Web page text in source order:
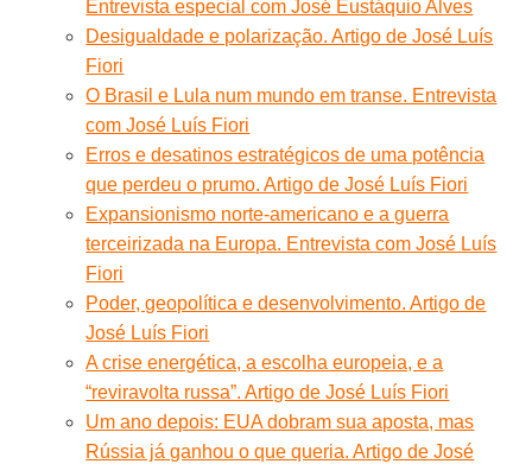
Entrevista especial com José Eustáquio Alves
Desigualdade e polarização. Artigo de José Luís
Fiori
O Brasil e Lula num mundo em transe. Entrevista
com José Luís Fiori
Erros e desatinos estratégicos de uma potência
que perdeu o prumo. Artigo de José Luís Fiori
Expansionismo norte-americano e a guerra
terceirizada na Europa. Entrevista com José Luís
Fiori
Poder, geopolítica e desenvolvimento. Artigo de
José Luís Fiori
A crise energética, a escolha europeia, e a
“reviravolta russa”. Artigo de José Luís Fiori
Um ano depois: EUA dobram sua aposta, mas
Rússia já ganhou o que queria. Artigo de José